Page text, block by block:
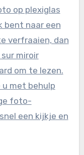
op plexiglas
bent naar een
verfraaien, dan
miroir
om te lezen.
met behulp
foto-
een kijkje en